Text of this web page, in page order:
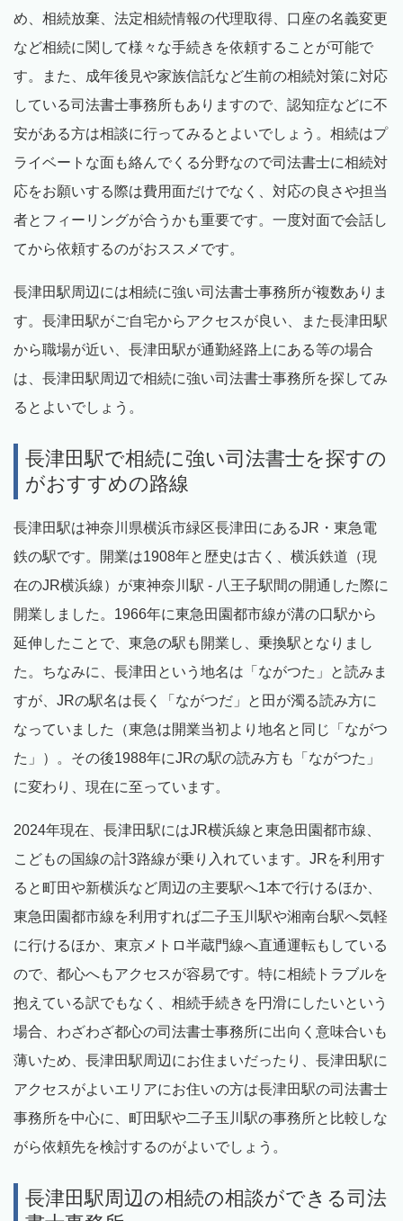
め、相続放棄、法定相続情報の代理取得、口座の名義変更
など相続に関して様々な手続きを依頼することが可能で
す。また、成年後見や家族信託など生前の相続対策に対応
している司法書士事務所もありますので、認知症などに不
安がある方は相談に行ってみるとよいでしょう。相続はプ
ライベートな面も絡んでくる分野なので司法書士に相続対
応をお願いする際は費用面だけでなく、対応の良さや担当
者とフィーリングが合うかも重要です。一度対面で会話し
てから依頼するのがおススメです。
長津田駅周辺には相続に強い司法書士事務所が複数ありま
す。長津田駅がご自宅からアクセスが良い、また長津田駅
から職場が近い、長津田駅が通勤経路上にある等の場合
は、長津田駅周辺で相続に強い司法書士事務所を探してみ
るとよいでしょう。
長津田駅で相続に強い司法書士を探すの
がおすすめの路線
長津田駅は神奈川県横浜市緑区長津田にあるJR・東急電
鉄の駅です。開業は1908年と歴史は古く、横浜鉄道（現
在のJR横浜線）が東神奈川駅 - 八王子駅間の開通した際に
開業しました。1966年に東急田園都市線が溝の口駅から
延伸したことで、東急の駅も開業し、乗換駅となりまし
た。ちなみに、長津田という地名は「ながつた」と読みま
すが、JRの駅名は長く「ながつだ」と田が濁る読み方に
なっていました（東急は開業当初より地名と同じ「ながつ
た」）。その後1988年にJRの駅の読み方も「ながつた」
に変わり、現在に至っています。
2024年現在、長津田駅にはJR横浜線と東急田園都市線、
こどもの国線の計3路線が乗り入れています。JRを利用す
ると町田や新横浜など周辺の主要駅へ1本で行けるほか、
東急田園都市線を利用すれば二子玉川駅や湘南台駅へ気軽
に行けるほか、東京メトロ半蔵門線へ直通運転もしている
ので、都心へもアクセスが容易です。特に相続トラブルを
抱えている訳でもなく、相続手続きを円滑にしたいという
場合、わざわざ都心の司法書士事務所に出向く意味合いも
薄いため、長津田駅周辺にお住まいだったり、長津田駅に
アクセスがよいエリアにお住いの方は長津田駅の司法書士
事務所を中心に、町田駅や二子玉川駅の事務所と比較しな
がら依頼先を検討するのがよいでしょう。
長津田駅周辺の相続の相談ができる司法